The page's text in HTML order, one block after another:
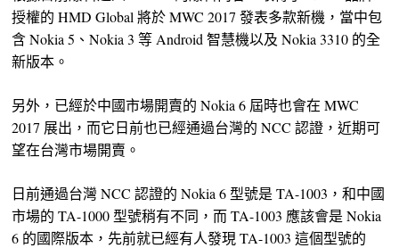
授權的 HMD Global 將於 MWC 2017 發表多款新機，當中包
含 Nokia 5、Nokia 3 等 Android 智慧機以及 Nokia 3310 的全
新版本。
另外，已經於中國市場開賣的 Nokia 6 屆時也會在 MWC
2017 展出，而它日前也已經通過台灣的 NCC 認證，近期可
望在台灣市場開賣。
日前通過台灣 NCC 認證的 Nokia 6 型號是 TA-1003，和中國
市場的 TA-1000 型號稍有不同，而 TA-1003 應該會是 Nokia
6 的國際版本，先前就已經有人發現 TA-1003 這個型號的